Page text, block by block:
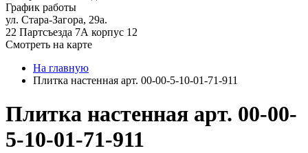
График работы
ул. Стара-Загора, 29а.
22 Партсъезда 7А корпус 12
Смотреть на карте
На главную
Плитка настенная арт. 00-00-5-10-01-71-911
Плитка настенная арт. 00-00-
5-10-01-71-911